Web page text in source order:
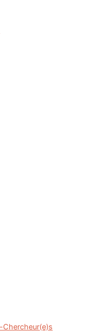
Chercheur(e)s